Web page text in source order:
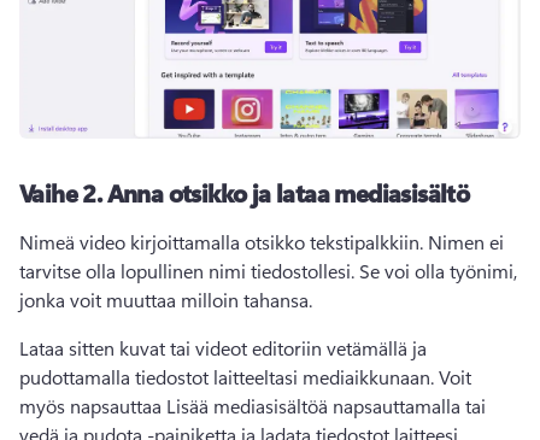
Vaihe 2.Anna otsikko ja lataa mediasisältö
Nimeä video kirjoittamalla otsikko tekstipalkkiin. Nimen ei
tarvitse olla lopullinen nimi tiedostollesi. Se voi olla työnimi,
jonka voit muuttaa milloin tahansa.
Lataa sitten kuvat tai videot editoriin vetämällä ja
pudottamalla tiedostot laitteeltasi mediaikkunaan. Voit
myös napsauttaa Lisää mediasisältöä napsauttamalla tai